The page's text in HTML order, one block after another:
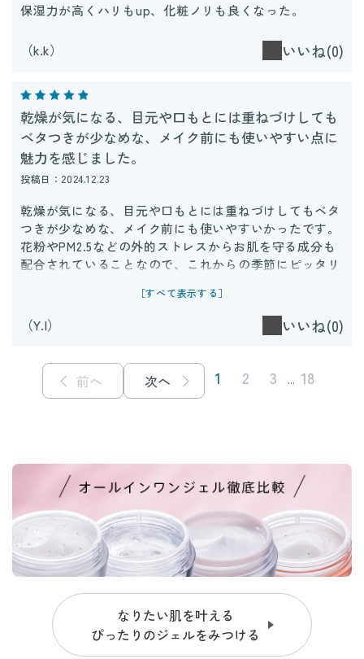
保湿力が高くハリもup、化粧ノリも良くなった。
（k.k） いいね(0)
乾燥が気になる、目元や口もとには重ねづけしても
ベタつきが少なめな、メイク前にも使いやすい点に
魅力を感じました。
投稿日：2024.12.23
乾燥が気になる、目元や口もとには重ねづけしてもベタ
つきが少なめな、メイク前にも使いやすいかったです。
花粉やPM2.5などの外的ストレスからお肌を守る成分も
配合されていることなので、これからの季節にピッタリ
生面的に良かった思います。容器に収まるサイズだと収
納場所に困らないでいいなと思いました。
［すべて表示する］
（Y.I） いいね(0)
前へ 1 2 3 ... 18
次へ
なりたい肌を叶える
ぴったりのジェルをみつける